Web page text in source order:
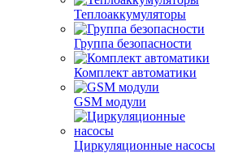
Теплоаккумуляторы
Группа безопасности
Комплект автоматики
GSM модули
Циркуляционные насосы